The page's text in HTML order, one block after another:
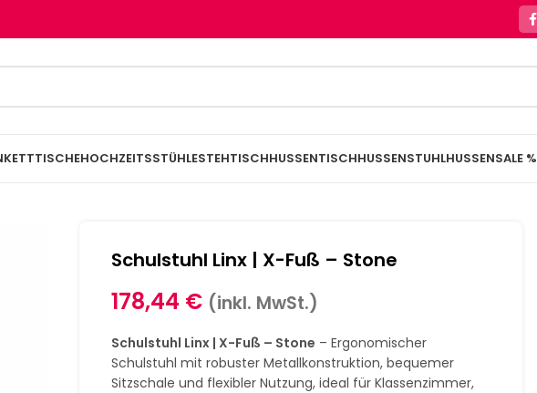
HOCHZEITSSTÜHLESTEHTISCHHUSSENTISCHHUSSENSTUHLHUSSENSALE %
Schulstuhl Linx | X-Fuß – Stone
178,44 € (inkl. MwSt.)
Schulstuhl Linx | X-Fuß – Stone – Ergonomischer
Schulstuhl mit robuster Metallkonstruktion, bequemer
Sitzschale und flexibler Nutzung, ideal für Klassenzimmer,